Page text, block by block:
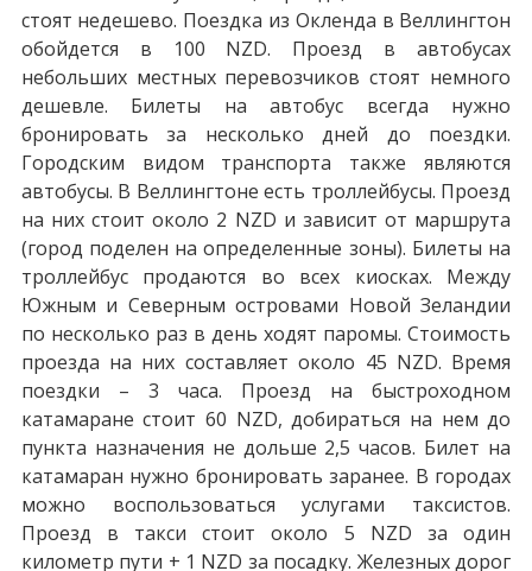
стоят недешево. Поездка из Окленда в Веллингтон
обойдется в 100 NZD. Проезд в автобусах
небольших местных перевозчиков стоят немного
дешевле. Билеты на автобус всегда нужно
бронировать за несколько дней до поездки.
Городским видом транспорта также являются
автобусы. В Веллингтоне есть троллейбусы. Проезд
на них стоит около 2 NZD и зависит от маршрута
(город поделен на определенные зоны). Билеты на
троллейбус продаются во всех киосках. Между
Южным и Северным островами Новой Зеландии
по несколько раз в день ходят паромы. Стоимость
проезда на них составляет около 45 NZD. Время
поездки – 3 часа. Проезд на быстроходном
катамаране стоит 60 NZD, добираться на нем до
пункта назначения не дольше 2,5 часов. Билет на
катамаран нужно бронировать заранее. В городах
можно воспользоваться услугами таксистов.
Проезд в такси стоит около 5 NZD за один
километр пути + 1 NZD за посадку. Железных дорог